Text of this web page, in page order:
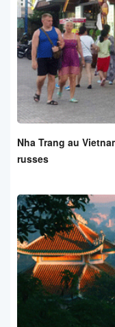
Nha Trang au
russes